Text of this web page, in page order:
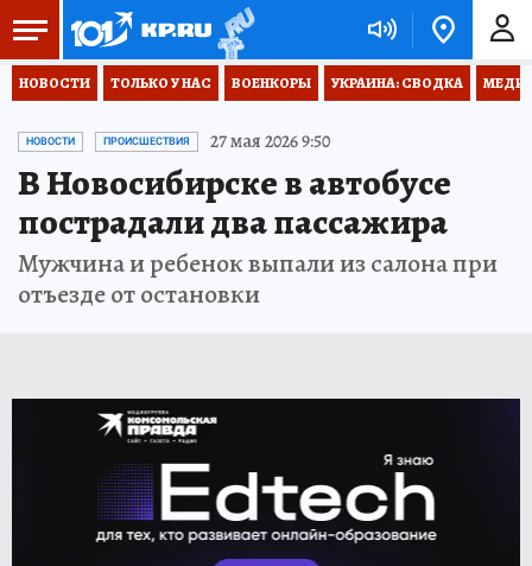
НОВОСТИ ТОЛЬКО У НАС ВОЕНКОРЫ УКРАИНА: СВОДКА
НОВОСТИ ПРОИСШЕСТВИЯ 27 мая 2026 9:50
В Новосибирске в автобусе
пострадали два пассажира
Мужчина и ребенок выпали из салона при
отъезде от остановки